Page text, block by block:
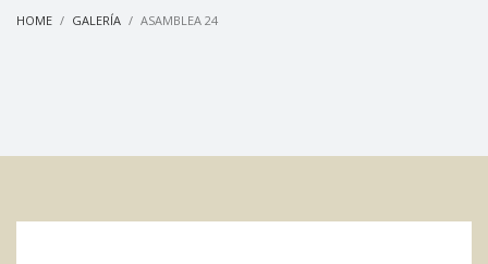
HOME GALERÍA ASAMBLEA 24